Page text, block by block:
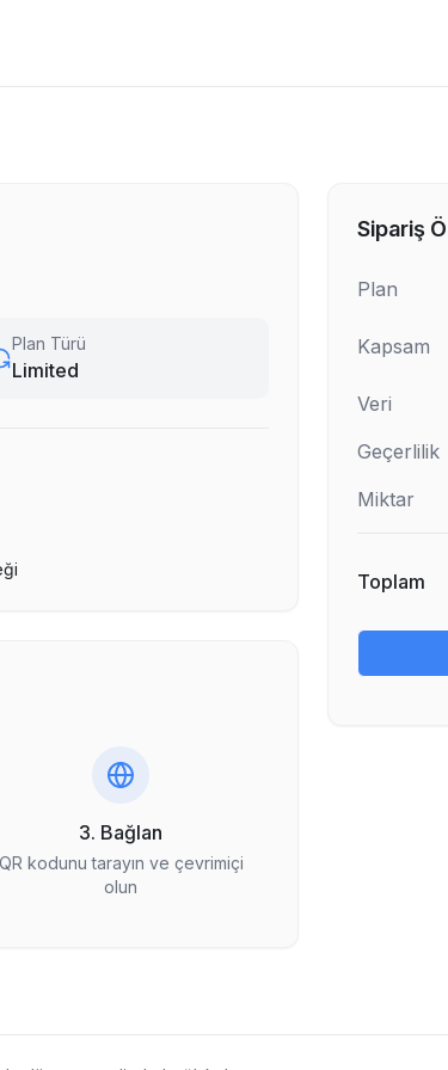
Plan Türü
Limited
3. Bağlan
QR kodunu tarayın ve çevrimiçi
olun
Sipariş
Plan
Kapsam
Veri
Geçerlilik
Miktar
Toplam